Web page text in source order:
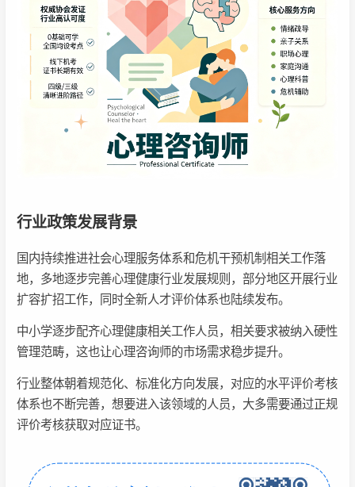
行业政策发展背景
国内持续推进社会心理服务体系和危机干预机制相关工作落
地，多地逐步完善心理健康行业发展规则，部分地区开展行业
扩容扩招工作，同时全新人才评价体系也陆续发布。
中小学逐步配齐心理健康相关工作人员，相关要求被纳入硬性
管理范畴，这也让心理咨询师的市场需求稳步提升。
行业整体朝着规范化、标准化方向发展，对应的水平评价考核
体系也不断完善，想要进入该领域的人员，大多需要通过正规
评价考核获取对应证书。